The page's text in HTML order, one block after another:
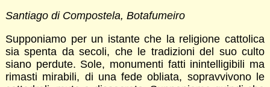
Santiago di Compostela, Botafumeiro
Supponiamo per un istante che la religione cattolica
sia spenta da secoli, che le tradizioni del suo culto
siano perdute. Sole, monumenti fatti inintelligibili ma
rimasti mirabili, di una fede obliata, sopravvivono le